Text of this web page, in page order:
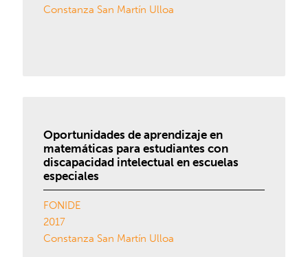
Constanza San Martín Ulloa
Oportunidades de aprendizaje en
matemáticas para estudiantes con
discapacidad intelectual en escuelas
especiales
FONIDE
2017
Constanza San Martín Ulloa